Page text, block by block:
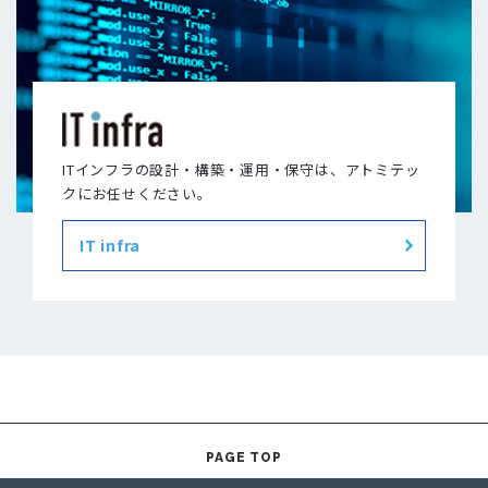
ITインフラの設計・構築・運用・保守は、アトミテッ
クにお任せください。
IT infra
PAGE TOP